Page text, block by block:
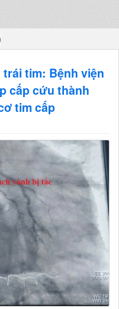
tim: Bệnh viện
cấp cứu thành
tim cấp